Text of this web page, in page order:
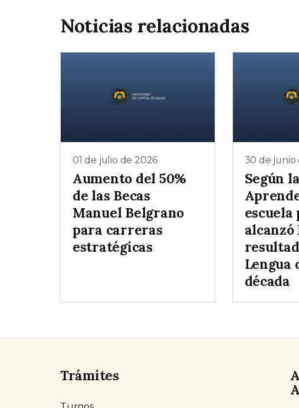
Noticias relacionadas
01 de julio de 2026
Aumento del 50%
de las Becas
Manuel Belgrano
para carreras
estratégicas
30 de junio
Según
alcanzó
Lengua
década
Trámites